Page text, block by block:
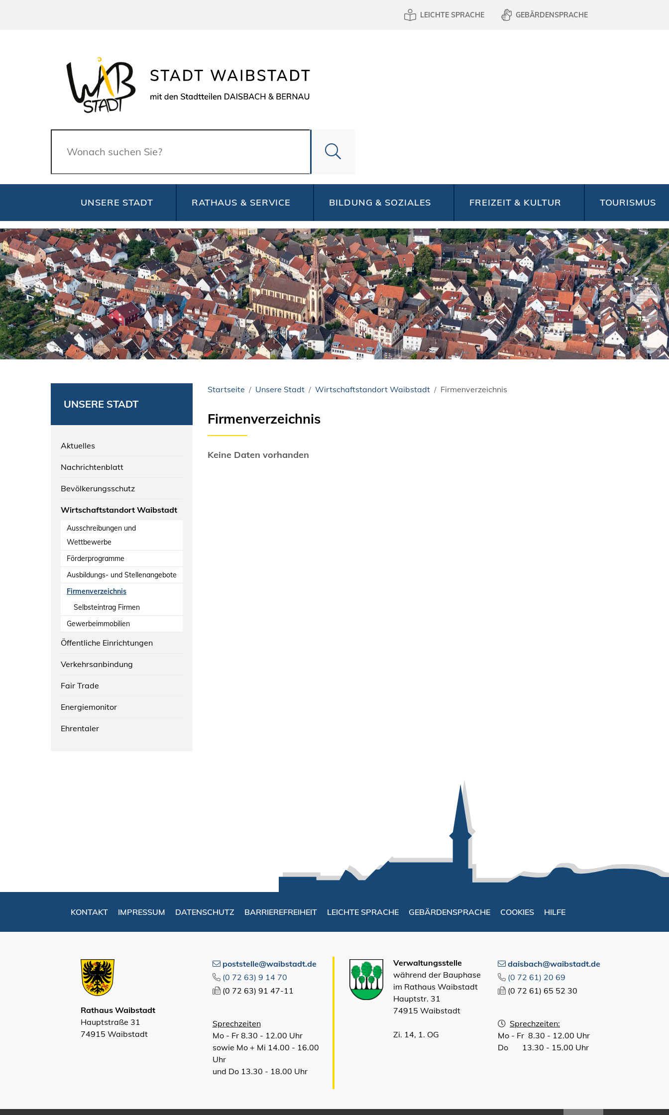
LEICHTE SPRACHE GEBÄRDENSPRACHE
Suche
UNSERE STADT RATHAUS & SERVICE BILDUNG & SOZIALES FREIZEIT & KULTUR TOURISMUS
UNSERE STADT
Aktuelles
Nachrichtenblatt
Bevölkerungsschutz
Wirtschaftstandort Waibstadt
Ausschreibungen und
Wettbewerbe
Förderprogramme
Ausbildungs- und Stellenangebote
Firmenverzeichnis
Selbsteintrag Firmen
Gewerbeimmobilien
Öffentliche Einrichtungen
Verkehrsanbindung
Fair Trade
Energiemonitor
Ehrentaler
Startseite Unsere Stadt Wirtschaftstandort Waibstadt Firmenverzeichnis
Firmenverzeichnis
Keine Daten vorhanden
KONTAKT IMPRESSUM DATENSCHUTZ BARRIEREFREIHEIT LEICHTE SPRACHE GEBÄRDENSPRACHE COOKIES HILFE
Rathaus Waibstadt
Hauptstraße 31
74915 Waibstadt
poststelle@waibstadt.de
(0 72 63) 9 14 70
(0 72 63) 91 47-11
Sprechzeiten
Mo - Fr 8.30 - 12.00 Uhr
sowie Mo + Mi 14.00 - 16.00
Uhr
und Do 13.30 - 18.00 Uhr
Verwaltungsstelle
während der Bauphase
im Rathaus Waibstadt
Hauptstr. 31
74915 Waibstadt
Zi. 14, 1. OG
daisbach@waibstadt.de
(0 72 61) 20 69
(0 72 61) 65 52 30
Sprechzeiten:
Mo - Fr 8.30 - 12.00 Uhr
Do 13.30 - 15.00 Uhr